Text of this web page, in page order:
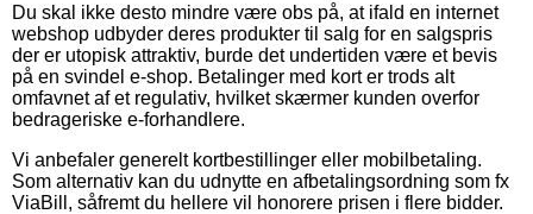
Du skal ikke desto mindre være obs på, at ifald en internet
webshop udbyder deres produkter til salg for en salgspris
der er utopisk attraktiv, burde det undertiden være et bevis
på en svindel e-shop. Betalinger med kort er trods alt
omfavnet af et regulativ, hvilket skærmer kunden overfor
bedrageriske e-forhandlere.
Vi anbefaler generelt kortbestillinger eller mobilbetaling.
Som alternativ kan du udnytte en afbetalingsordning som fx
ViaBill, såfremt du hellere vil honorere prisen i flere bidder.